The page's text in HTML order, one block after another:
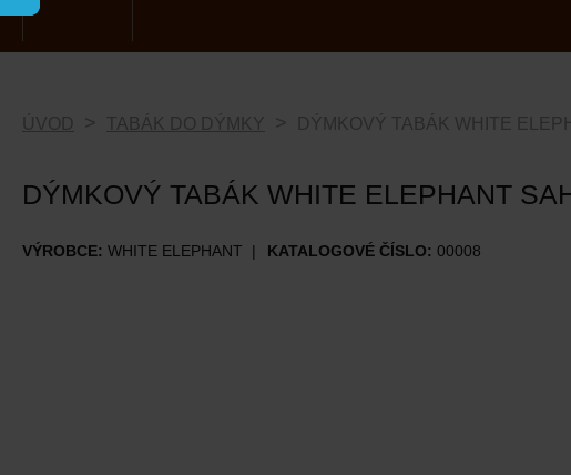
ÚVOD TABÁK DO DÝMKY DÝMKOVÝ TABÁK WHITE
DÝMKOVÝ TABÁK WHITE ELEPHANT
VÝROBCE: WHITE ELEPHANT KATALOGOVÉ ČÍSLO: 00008